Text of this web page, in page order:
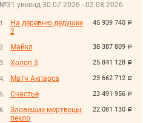
№31 уикенд 30.07.2026 - 02.08.2026
45 939 740 руб.
На деревню дедушке
2
38 387 809 руб.
Майкл
25 841 128 руб.
Холоп 3
23 662 712 руб.
Матч Акпарса
23 491 956 руб.
Счастье
22 081 130 руб.
Зловещие мертвецы:
пекло